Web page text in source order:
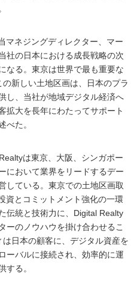
マネジングディレクター、マー
社の日本における成長戦略の次
なる。東京は世界で最も重要な
新しい土地区画は、日本のプラ
し、当社が地域デジタル経済へ
拡⼤を長年にわたってサポート
べた。
は東京、大阪、シンガポー
において業界をリードするデー
している。東京での土地区画取
資とコミットメント強化の一環
伝統と技術力に、Digital Realty
ーのノウハウを掛け合わせるこ
日本の顧客に、デジタル資産を
ーバルに接続され、効率的に運
する。